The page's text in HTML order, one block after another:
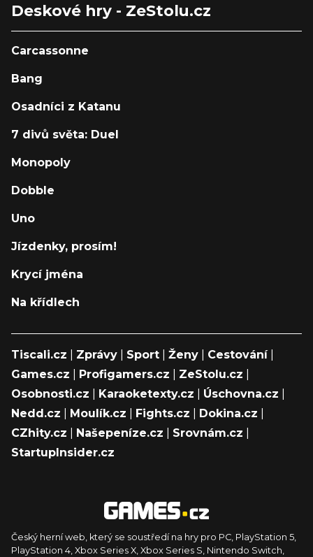
Deskové hry - ZeStolu.cz
Carcassonne
Bang
Osadníci z Katanu
7 divů světa: Duel
Monopoly
Dobble
Uno
Jízdenky, prosím!
Krycí jména
Na křídlech
Tiscali.cz Zprávy Sport Ženy Cestování|
Games.cz
Profigamers.cz ZeStolu.cz
Osobnosti.cz
Karaoketexty.cz Úschovna.cz
Nedd.cz
Moulík.cz Fights.cz Dokina.cz
CZhity.cz
Našepeníze.cz Srovnám.cz
StartupInsider.cz
Český herní web, který se soustředí na hry pro PC, PlayStation 5,
PlayStation 4, Xbox Series X, Xbox Series S, Nintendo Switch,